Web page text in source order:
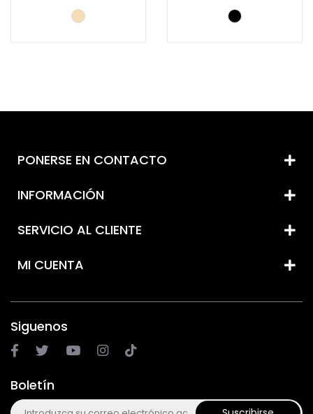
PONERSE EN CONTACTO
INFORMACIÓN
SERVICIO AL CLIENTE
MI CUENTA
Siguenos
Boletín